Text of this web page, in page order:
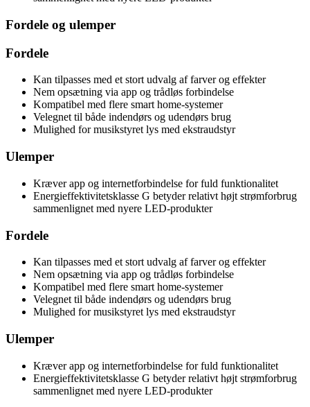
Fordele og ulemper
Fordele
Kan tilpasses med et stort udvalg af farver og effekter
Nem opsætning via app og trådløs forbindelse
Kompatibel med flere smart home-systemer
Velegnet til både indendørs og udendørs brug
Mulighed for musikstyret lys med ekstraudstyr
Ulemper
Kræver app og internetforbindelse for fuld funktionalitet
Energieffektivitetsklasse G betyder relativt højt strømforbrug
sammenlignet med nyere LED-produkter
Fordele
Kan tilpasses med et stort udvalg af farver og effekter
Nem opsætning via app og trådløs forbindelse
Kompatibel med flere smart home-systemer
Velegnet til både indendørs og udendørs brug
Mulighed for musikstyret lys med ekstraudstyr
Ulemper
Kræver app og internetforbindelse for fuld funktionalitet
Energieffektivitetsklasse G betyder relativt højt strømforbrug
sammenlignet med nyere LED-produkter